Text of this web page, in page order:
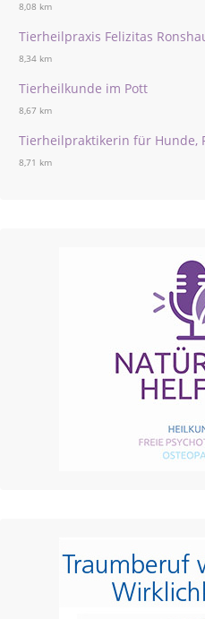
8,08 km
Tierheilpraxis Felizitas
8,34 km
Tierheilkunde im Pott
8,67 km
Tierheilpraktikerin für Hunde,
8,71 km